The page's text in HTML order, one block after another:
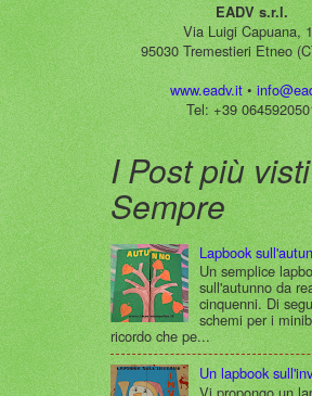
EADV s.r.l.
Via Luigi Capuana,
95030 Tremestieri Etneo
www.eadv.it•
Tel: +39
I Post più
Sempre
Lapbook
Un semplice
sull'autunno da
cinquenni. Di
schemi per i
ricordo che pe...
Un lapbook